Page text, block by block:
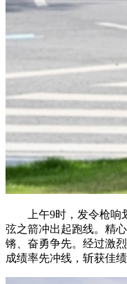
上午9时，发令枪响划
弦之箭冲出起跑线。精
锵、奋勇争先。经过激
成绩率先冲线，斩获佳绩